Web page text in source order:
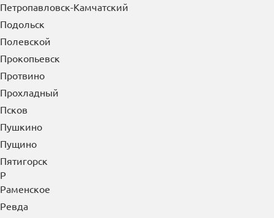
Петропавловск-Камчатский
Подольск
Полевской
Прокопьевск
Протвино
Прохладный
Псков
Пушкино
Пущино
Пятигорск
Р
Раменское
Ревда